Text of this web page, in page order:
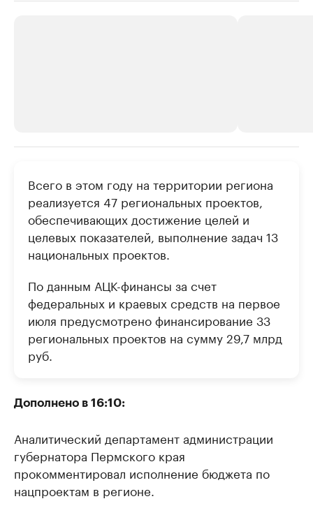
Крупные организации в
нефтегазовой промышленности
Найдите и проверьте данные в каталоге Посмотрите
Всего в этом году на территории региона
реализуется 47 региональных проектов,
обеспечивающих достижение целей и
целевых показателей, выполнение задач 13
национальных проектов.
По данным АЦК-финансы за счет
федеральных и краевых средств на первое
июля предусмотрено финансирование 33
региональных проектов на сумму 29,7 млрд
руб.
Дополнено в 16:10:
Аналитический департамент администрации
губернатора Пермского края
прокомментировал исполнение бюджета по
нацпроектам в регионе.